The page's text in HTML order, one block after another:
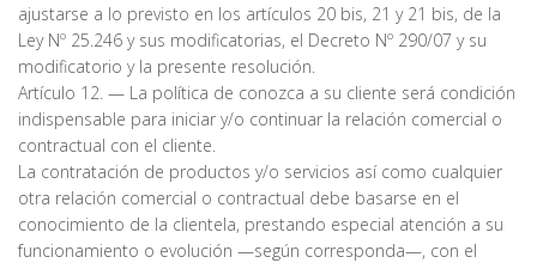
ajustarse a lo previsto en los artículos 20 bis, 21 y 21 bis, de la
Ley Nº 25.246 y sus modificatorias, el Decreto Nº 290/07 y su
modificatorio y la presente resolución.
Artículo 12. — La política de conozca a su cliente será condición
indispensable para iniciar y/o continuar la relación comercial o
contractual con el cliente.
La contratación de productos y/o servicios así como cualquier
otra relación comercial o contractual debe basarse en el
conocimiento de la clientela, prestando especial atención a su
funcionamiento o evolución —según corresponda—, con el